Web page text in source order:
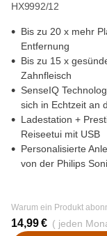
HX9992/12
Bis zu 20 x mehr
Entfernung
Bis zu 15 x
Zahnfleisch
SenseIQ
sich in Echtzeit an
Ladestation +
Reiseetui mit USB
Personalisierte
von der Philips
Warum ein Produkt
14,99 € ( jeden